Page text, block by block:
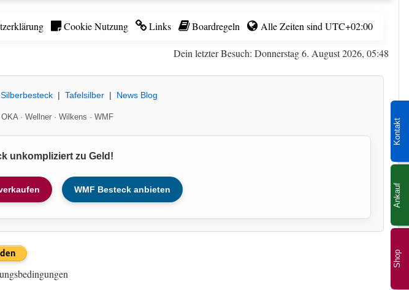
Shop
Kontakt
Ankauf
Cookie Nutzung Links Boardregeln Alle Zeiten sindUTC+02:00
Dein letzter Besuch: Donnerstag 6. August 2026, 05:48
Silberbesteck | Tafelsilber | News Blog
OKA· Wellner· Wilkens · WMF
unkompliziert zu Geld!
WMF Besteck anbieten